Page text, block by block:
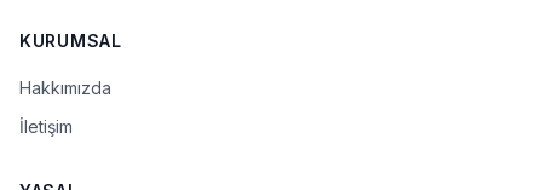
KURUMSAL
Hakkımızda
İletişim